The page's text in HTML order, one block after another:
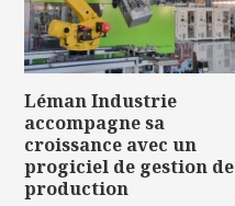
Léman Industrie
accompagne sa
croissance avec un
progiciel de gestion de
production